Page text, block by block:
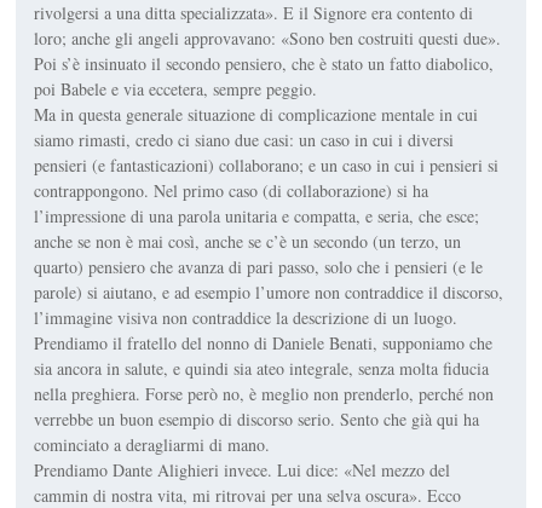
rivolgersi a una ditta specializzata». E il Signore era contento di
loro; anche gli angeli approvavano: «Sono ben costruiti questi due».
Poi s’è insinuato il secondo pensiero, che è stato un fatto diabolico,
poi Babele e via eccetera, sempre peggio.
Ma in questa generale situazione di complicazione mentale in cui
siamo rimasti, credo ci siano due casi: un caso in cui i diversi
pensieri (e fantasticazioni) collaborano; e un caso in cui i pensieri si
contrappongono. Nel primo caso (di collaborazione) si ha
l’impressione di una parola unitaria e compatta, e seria, che esce;
anche se non è mai così, anche se c’è un secondo (un terzo, un
quarto) pensiero che avanza di pari passo, solo che i pensieri (e le
parole) si aiutano, e ad esempio l’umore non contraddice il discorso,
l’immagine visiva non contraddice la descrizione di un luogo.
Prendiamo il fratello del nonno di Daniele Benati, supponiamo che
sia ancora in salute, e quindi sia ateo integrale, senza molta fiducia
nella preghiera. Forse però no, è meglio non prenderlo, perché non
verrebbe un buon esempio di discorso serio. Sento che già qui ha
cominciato a deragliarmi di mano.
Prendiamo Dante Alighieri invece. Lui dice: «Nel mezzo del
cammin di nostra vita, mi ritrovai per una selva oscura». Ecco